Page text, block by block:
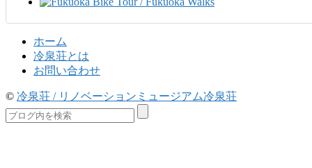
ホーム
冷泉荘とは
お問い合わせ
© 冷泉荘 / リノベーションミュージアム冷泉荘